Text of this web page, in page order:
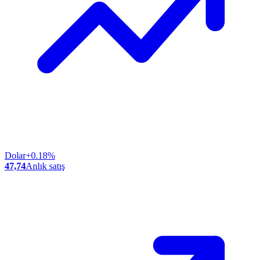
Dolar+0.18%
47,74Anlık satış